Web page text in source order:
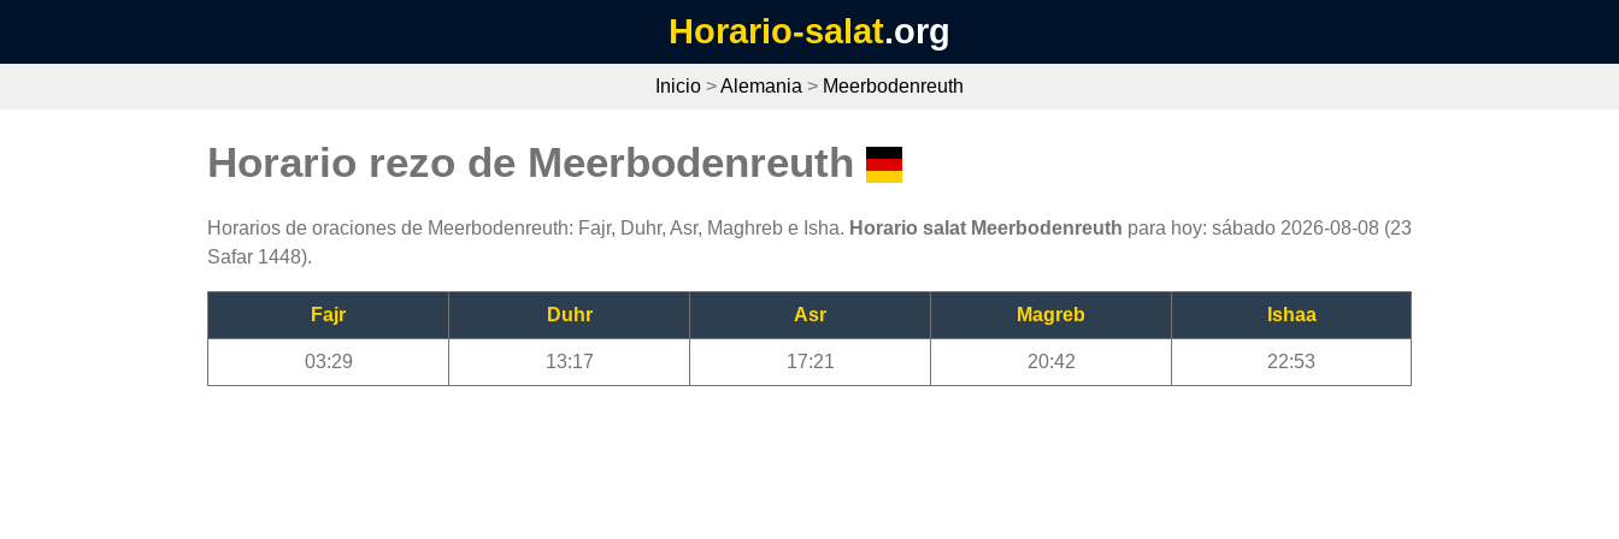
Horario-salat.org
Inicio >Alemania > Meerbodenreuth
Horario rezo de Meerbodenreuth
Horarios de oraciones de Meerbodenreuth: Fajr, Duhr, Asr, Maghreb e Isha. Horario salat Meerbodenreuth para hoy: sábado 2026-08-08 (23
Safar 1448).
Fajr Duhr Asr Magreb Ishaa
03:29 13:17 17:21 20:42 22:53